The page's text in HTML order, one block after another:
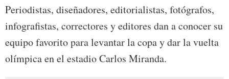
Periodistas, diseñadores, editorialistas, fotógrafos,
infografistas, correctores y editores dan a conocer su
equipo favorito para levantar la copa y dar la vuelta
olímpica en el estadio Carlos Miranda.